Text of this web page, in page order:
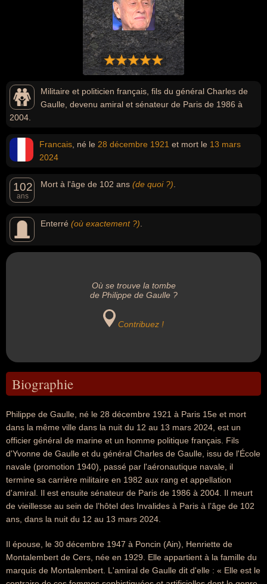
Militaire et politicien français, fils du général Charles de
Gaulle, devenu amiral et sénateur de Paris de 1986 à
2004.
Francais , né le 28 décembre 1921 et mort le 13 mars
2024
102
ans
Mort à l'âge de 102 ans (de quoi ?)
Enterré (où exactement ?)
Où se trouve la tombe
de Philippe de Gaulle ?
Contribuez !
Biographie
Philippe de Gaulle, né le 28 décembre 1921 à Paris 15e et mort
dans la même ville dans la nuit du 12 au 13 mars 2024, est un
officier général de marine et un homme politique français. Fils
d'Yvonne de Gaulle et du général Charles de Gaulle, issu de l'École
navale (promotion 1940), passé par l'aéronautique navale, il
termine sa carrière militaire en 1982 aux rang et appellation
d'amiral. Il est ensuite sénateur de Paris de 1986 à 2004. Il meurt
de vieillesse au sein de l’hôtel des Invalides à Paris à l’âge de 102
ans, dans la nuit du 12 au 13 mars 2024.
Il épouse, le 30 décembre 1947 à Poncin (Ain), Henriette de
Montalembert de Cers, née en 1929. Elle appartient à la famille du
marquis de Montalembert. L'amiral de Gaulle dit d'elle : « Elle est le